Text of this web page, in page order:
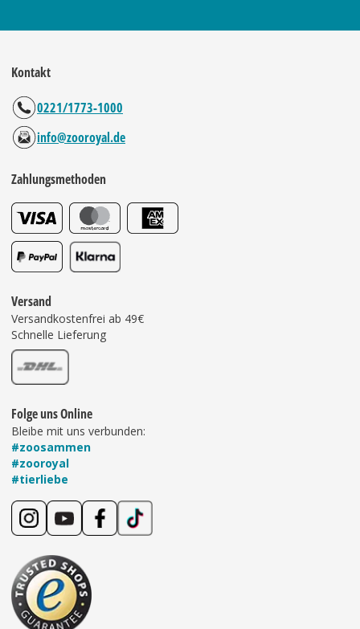
Kontakt
0221/1773-1000
info@zooroyal.de
Zahlungsmethoden
Versand
Versandkostenfrei ab 49€
Schnelle Lieferung
Folge uns Online
Bleibe mit uns verbunden:
#zoosammen
#zooroyal
#tierliebe